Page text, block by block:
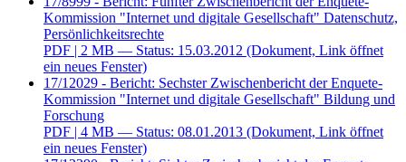
Kommission "Internet und digitale Gesellschaft" Datenschutz,
Persönlichkeitsrechte
PDF | 2 MB — Status: 15.03.2012 (Dokument, Link öffnet
ein neues Fenster)
17/12029 - Bericht: Sechster Zwischenbericht der Enquete-
Kommission "Internet und digitale Gesellschaft" Bildung und
Forschung
PDF | 4 MB — Status: 08.01.2013 (Dokument, Link öffnet
ein neues Fenster)